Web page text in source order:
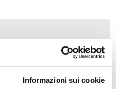
Informazioni sui cookie